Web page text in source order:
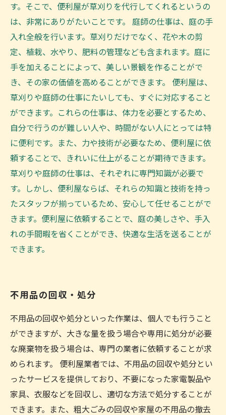
す。そこで、便利屋が草刈りを代行してくれるというの
は、非常にありがたいことです。 庭師の仕事は、庭の手
入れ全般を行います。草刈りだけでなく、花や木の剪
定、植栽、水やり、肥料の管理なども含まれます。庭に
手を加えることによって、美しい景観を作ることがで
き、その家の価値を高めることができます。 便利屋は、
草刈りや庭師の仕事にたいしても、すぐに対応すること
ができます。これらの仕事は、体力を必要とするため、
自分で行うのが難しい人や、時間がない人にとっては特
に便利です。また、力や技術が必要なため、便利屋に依
頼することで、きれいに仕上がることが期待できます。
草刈りや庭師の仕事は、それぞれに専門知識が必要で
す。しかし、便利屋ならば、それらの知識と技術を持っ
たスタッフが揃っているため、安心して任せることがで
きます。便利屋に依頼することで、庭の美しさや、手入
れの手間暇を省くことができ、快適な生活を送ることが
できます。
不用品の回収・処分
不用品の回収や処分といった作業は、個人でも行うこと
ができますが、大きな量を扱う場合や専用に処分が必要
な廃棄物を扱う場合は、専門の業者に依頼することが求
められます。 便利屋業者では、不用品の回収や処分とい
ったサービスを提供しており、不要になった家電製品や
家具、衣服などを回収し、適切な方法で処分することが
できます。また、粗大ごみの回収や家屋の不用品の撤去